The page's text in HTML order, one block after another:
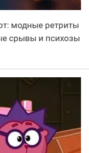
модные ретриты
срывы и психозы